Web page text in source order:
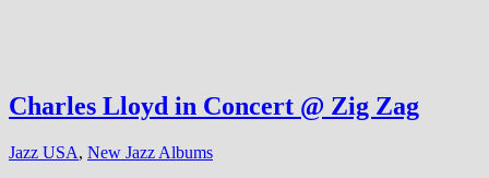
Charles Lloyd in Concert @ Zig Zag
Jazz USA, New Jazz Albums